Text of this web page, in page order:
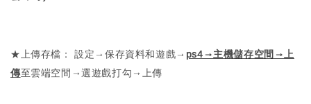
★上傳存檔： 設定→保存資料和遊戲→ ps4→主機儲存空間→上
傳至雲端空間→選遊戲打勾→上傳